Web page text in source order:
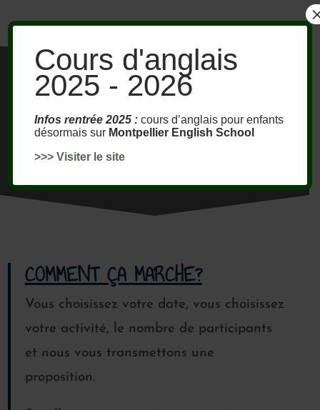
Découvrez
nos formules
COMMENT ÇA MARCHE?
Vous choisissez votre date, vous choisissez
votre activité, le nombre de participants
et nous vous transmettons une
proposition.
Cours d'anglais
2025 - 2026
Infos rentrée 2025 : cours d’anglais pour enfants
désormais sur Montpellier English School
>>> Visiter le site